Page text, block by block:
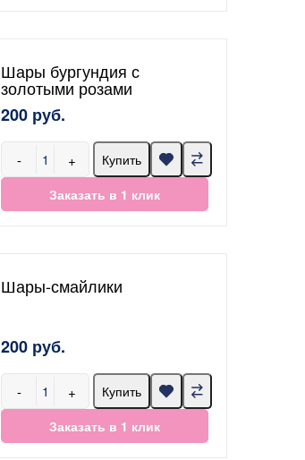
Шары бургундия с
золотыми розами
200 руб.
- +
Купить
Заказать в 1 клик
Шары-смайлики
200 руб.
- +
Купить
Заказать в 1 клик